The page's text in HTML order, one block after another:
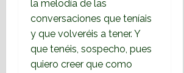
la melodía de las
conversaciones que teníais
y que volveréis a tener. Y
que tenéis, sospecho, pues
quiero creer que como